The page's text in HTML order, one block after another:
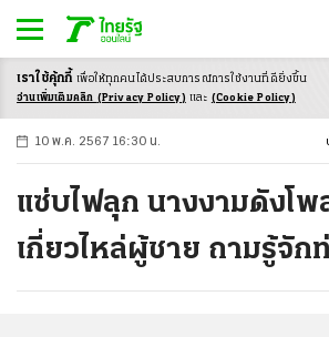
-ก ก ก+
10 พ.ค. 2567 16:30 น.
แซ่บไฟลุก นางงามดังโ
เกี่ยวไหล่ผู้ชาย ถามรู้จัก
เราใช้คุ้กกี้ เพื่อให้ทุกคนได้ประสบการณ์การใช้งานที่ดียิ่งขึ้น
อ่านเพิ่มเติมคลิก (Privacy Policy) และ (Cookie Policy)